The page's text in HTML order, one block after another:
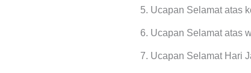
Ucapan Selamat atas
Ucapan Selamat atas
Ucapan Selamat Hari